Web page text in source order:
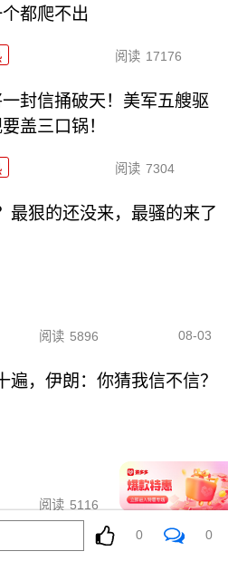
都爬不出
阅读 17176
一封信捅破天！美军五艘驱
盖三口锅！
阅读 7304
最狠的还没来，最骚的来了
阅读 5896 08-03
，伊朗：你猜我信不信？
阅读 5116 08-03
杀！菲律宾防长，你这是
0 0